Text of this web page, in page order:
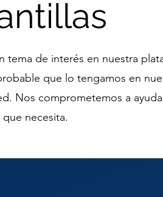
tema de interés en nuestra
que lo tengamos en
Nos comprometemos a
necesita.